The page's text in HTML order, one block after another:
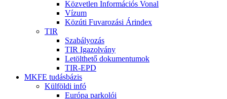
Közvetlen Információs Vonal
Vízum
Közúti Fuvarozási Árindex
TIR
Szabályozás
TIR Igazolvány
Letölthető dokumentumok
TIR-EPD
MKFE tudásbázis
Külföldi infó
Európa parkolói